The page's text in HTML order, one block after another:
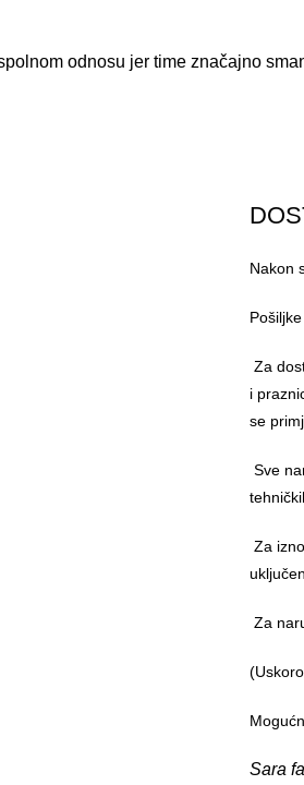
odnosu jer time značajno
Nakon
Za
i
se
Sve
Za
Za
Sara